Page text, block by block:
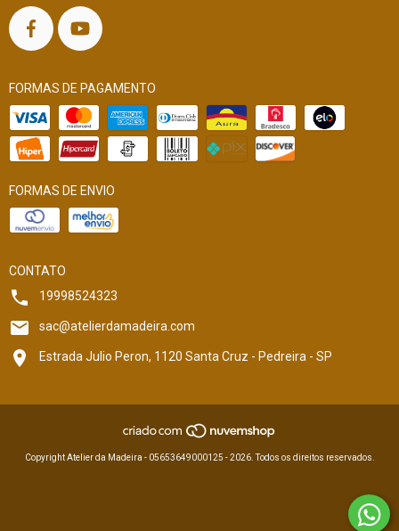
FORMAS DE PAGAMENTO
FORMAS DE ENVIO
CONTATO
19998524323
sac@atelierdamadeira.com
Estrada Julio Peron, 1120 Santa Cruz - Pedreira - SP
Copyright Atelier da Madeira - 05653649000125 - 2026. Todos os direitos reservados.